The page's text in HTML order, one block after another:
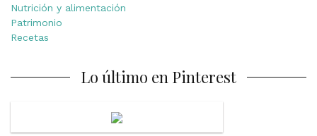
Nutrición y alimentación
Patrimonio
Recetas
Lo último en Pinterest